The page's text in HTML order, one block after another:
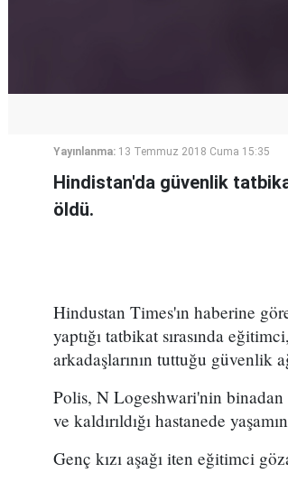
Yayınlanma: 13 Temmuz 2018 Cuma 15:35
Hindistan'da güvenlik
öldü.
Hindustan Times'ın haberine
yaptığı tatbikat sırasında
arkadaşlarının tuttuğu güvenlik
Polis, N Logeshwari'nin binadan
ve kaldırıldığı hastanede
Genç kızı aşağı iten eğitimci